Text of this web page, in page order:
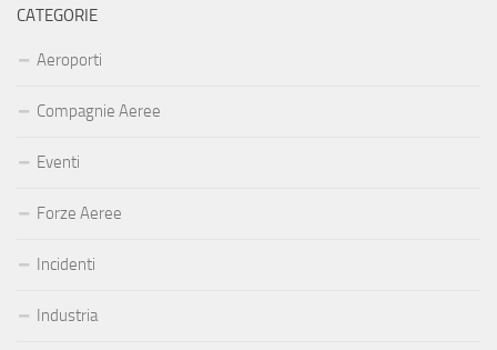
CATEGORIE
Aeroporti
Compagnie Aeree
Eventi
Forze Aeree
Incidenti
Industria